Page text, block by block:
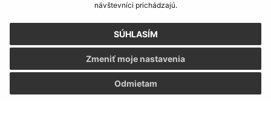
návštevníci prichádzajú.
SÚHLASÍM
Odmietam
Zmeniť moje nastavenia